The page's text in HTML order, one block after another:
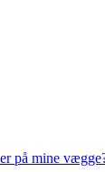
på mine